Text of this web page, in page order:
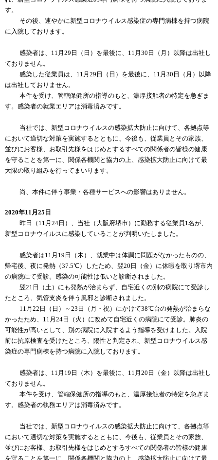
す。
その後、速やかに新型コロナウイルス感染症の専門病棟を持つ病院
に入院しております。
感染者は、11月29日（日）を最後に、11月30日（月）以降は出社し
ておりません。
感染した従業員は、11月29日（日）を最後に、11月30日（月）以降
は出社しておりません。
本件を受け、管轄保健所の指導のもと、濃厚接触者の特定を急ぎま
す。感染者の就業エリアは消毒済みです。
当社では、新型コロナウイルスの感染拡大防止に向けて、各拠点等
において適切な対策を実施するとともに、今後も、従業員とその家族、
並びにお客様、お取引先様をはじめとするすべての関係者の皆様の健康
を守ることを第一に、関係各機関と協力の上、感染拡大防止に向けて最
大限の取り組みを行ってまいります。
尚、本件に伴う事業・各種サービスへの影響はありません。
2020年11月25日
昨日（11月24日）、当社（大阪府堺市）に勤務する従業員1名が、
新型コロナウイルスに感染していることが判明いたしました。
感染者は11月19日（木）、就業中は体調に問題がなかったものの、
帰宅後、夜に発熱（37.5℃）したため、翌20日（金）に休暇を取り堺市内
の病院にて受診。感染の可能性は低いと診断されました。
翌21日（土）にも発熱が治まらず、自宅近くの別の病院にて受診し
たところ、気管支炎を伴う風邪と診断されました。
11月22日（日）～23日（月・祝）にかけて38℃台の発熱が治まらな
かったため、11月24日（火）に改めて自宅近くの病院にて受診。肺炎の
可能性が高いとして、別の病院に入院するよう指導を受けました。入院
前に抗原検査を受けたところ、陽性と判定され、新型コロナウイルス感
染症の専門病棟を持つ病院に入院しております。
感染者は、11月19日（木）を最後に、11月20日（金）以降は出社し
ておりません。
本件を受け、管轄保健所の指導のもと、濃厚接触者の特定を急ぎま
す。感染者の執務エリアは消毒済みです。
当社では、新型コロナウイルスの感染拡大防止に向けて、各拠点等
において適切な対策を実施するとともに、今後も、従業員とその家族、
並びにお客様、お取引先様をはじめとするすべての関係者の皆様の健康
を守ることを第一に、関係各機関と協力の上、感染拡大防止に向けて最